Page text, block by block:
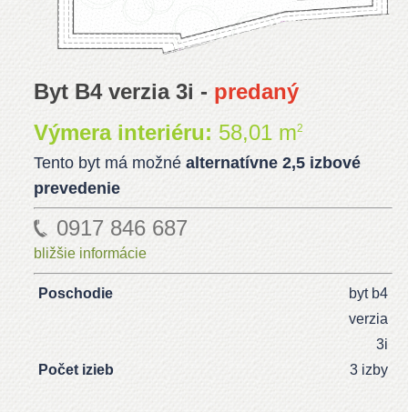
Byt B4 verzia 3i - predaný
Výmera interiéru: 58,01 m2
Tento byt má možné alternatívne 2,5 izbové
prevedenie
0917 846 687
bližšie informácie
Poschodie
byt b4
verzia
3i
Počet izieb
3 izby